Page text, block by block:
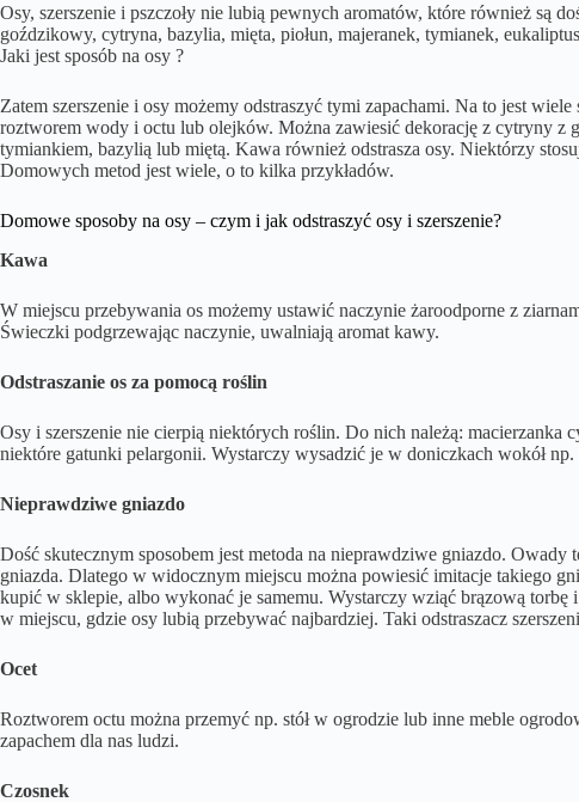
Osy, szerszenie i pszczoły nie lubią pewnych aromatów, które również są
goździkowy, cytryna, bazylia, mięta, piołun, majeranek, tymianek,
Jaki jest sposób na osy ?
Zatem szerszenie i osy możemy odstraszyć tymi zapachami. Na to jest
roztworem wody i octu lub olejków. Można zawiesić dekorację z cytryny z
tymiankiem, bazylią lub miętą. Kawa również odstrasza osy. Niektórzy
Domowych metod jest wiele, o to kilka przykładów.
Domowe sposoby na osy – czym i jak odstraszyć osy i szerszenie?
Kawa
W miejscu przebywania os możemy ustawić naczynie żaroodporne z
Świeczki podgrzewając naczynie, uwalniają aromat kawy.
Odstraszanie os za pomocą roślin
Osy i szerszenie nie cierpią niektórych roślin. Do nich należą: macierzanka
niektóre gatunki pelargonii. Wystarczy wysadzić je w doniczkach wokół np.
Nieprawdziwe gniazdo
Dość skutecznym sposobem jest metoda na nieprawdziwe gniazdo.
gniazda. Dlatego w widocznym miejscu można powiesić imitacje takiego
kupić w sklepie, albo wykonać je samemu. Wystarczy wziąć brązową torbę
w miejscu, gdzie osy lubią przebywać najbardziej. Taki odstraszacz
Ocet
Roztworem octu można przemyć np. stół w ogrodzie lub inne meble
zapachem dla nas ludzi.
Czosnek